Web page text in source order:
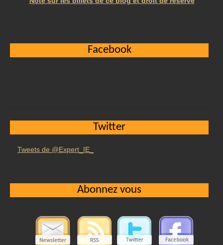
Facebook
Twitter
Tweets de @Expert_IE_
Abonnez vous